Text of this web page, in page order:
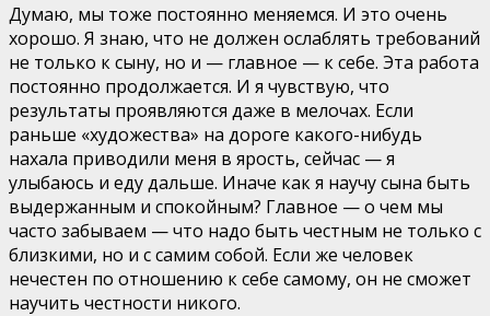
Думаю, мы тоже постоянно меняемся. И это очень
хорошо. Я знаю, что не должен ослаблять требований
не только к сыну, но и — главное — к себе. Эта работа
постоянно продолжается. И я чувствую, что
результаты проявляются даже в мелочах. Если
раньше «художества» на дороге какого-нибудь
нахала приводили меня в ярость, сейчас — я
улыбаюсь и еду дальше. Иначе как я научу сына быть
выдержанным и спокойным? Главное — о чем мы
часто забываем — что надо быть честным не только с
близкими, но и с самим собой. Если же человек
нечестен по отношению к себе самому, он не сможет
научить честности никого.